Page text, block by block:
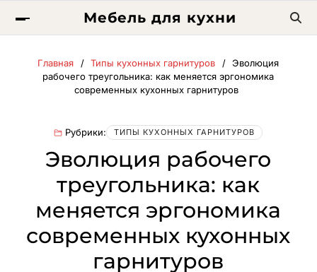
Мебель для кухни
Главная Типы кухонных гарнитуров
Эволюция
рабочего треугольника: как меняется эргономика
современных кухонных гарнитуров
Рубрики: ТИПЫ КУХОННЫХ ГАРНИТУРОВ
Эволюция рабочего
треугольника: как
меняется эргономика
современных кухонных
гарнитуров